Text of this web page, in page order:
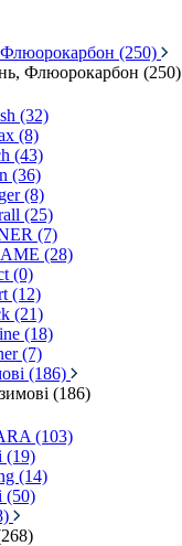
(250)
Флюорокарбон (250)
(32)
(8)
(43)
(36)
(8)
(25)
(7)
(28)
(0)
(12)
(21)
(18)
(7)
(186)
(186)
(103)
(19)
(14)
(50)